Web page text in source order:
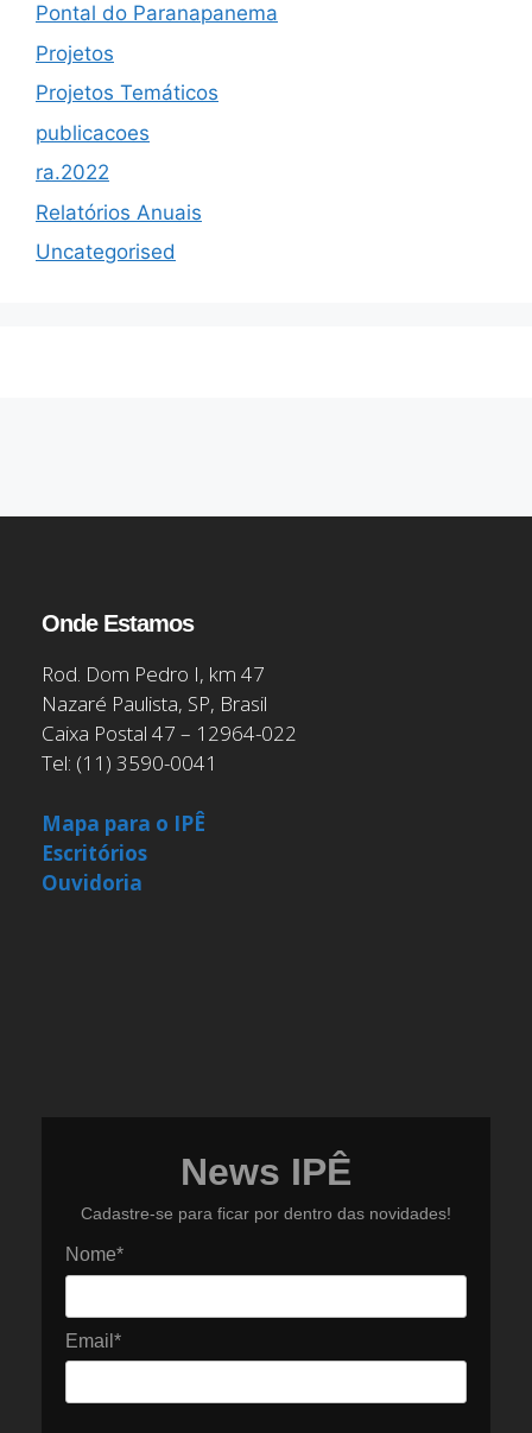
Pontal do Paranapanema
Projetos
Projetos Temáticos
publicacoes
ra.2022
Relatórios Anuais
Uncategorised
Onde Estamos
Rod. Dom Pedro I, km 47
Nazaré Paulista, SP, Brasil
Caixa Postal 47 – 12964-022
Tel: (11) 3590-0041
Mapa para o IPÊ
Escritórios
Ouvidoria
News IPÊ
Cadastre-se para ficar por dentro das novidades!
Nome*
Email*